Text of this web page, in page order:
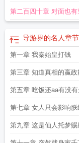
第二百四十章 对面也有
导游界的名人章
第一章 我秦始皇打钱
第三章 知道真相的嬴政
吗
第五章 吃饭还aa有没
第七章 女人只会影响朕
速度
第九章 这是仙人托梦赐